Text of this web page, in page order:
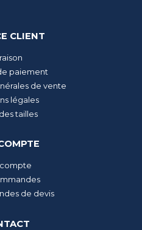
CLIENT
paiement
de vente
légales
tailles
de devis